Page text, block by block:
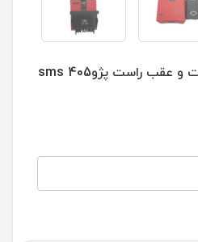
کلید شیشه بالابر جلو راست و عقب راست پژو405 sms